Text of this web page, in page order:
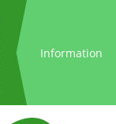
Information